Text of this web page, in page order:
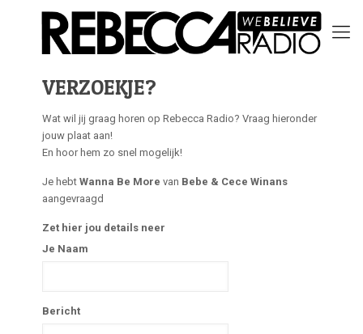
VERZOEKJE?
Wat wil jij graag horen op Rebecca Radio? Vraag hieronder
jouw plaat aan!
En hoor hem zo snel mogelijk!
Je hebt Wanna Be More van Bebe & Cece Winans
aangevraagd
Zet hier jou details neer
Je Naam
Bericht